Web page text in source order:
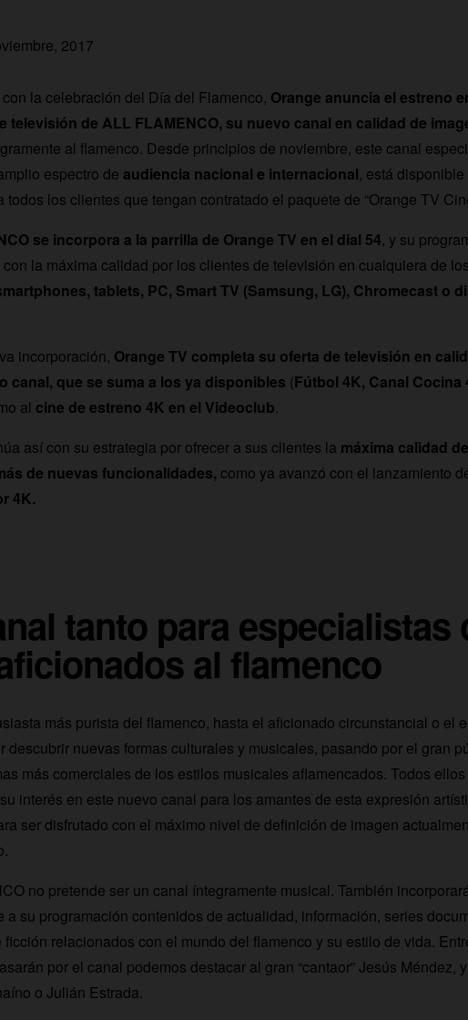
2017
la celebración del Día del Flamenco, Orange anuncia el estreno
televisión de ALL FLAMENCO, su nuevo canal en calidad de
al flamenco. Desde principios de noviembre, este canal
espectro de audiencia nacional e internacional, está
todos los clientes que tengan contratado el paquete de “Orange TV
se incorpora a la parrilla de Orange TV en el dial 54, y su
con la máxima calidad por los clientes de televisión en cualquiera de
tablets, PC, Smart TV (Samsung, LG), Chromecast o
incorporación, Orange TV completa su oferta de televisión en
canal, que se suma a los ya disponibles (Fútbol 4K, Canal Cocina
al cine de estreno 4K en el Videoclub.
así con su estrategia por ofrecer a sus clientes la máxima calidad
de nuevas funcionalidades, como ya avanzó con el lanzamiento
4K.
tanto para especialistas
al flamenco
más purista del flamenco, hasta el aficionado circunstancial o el
descubrir nuevas formas culturales y musicales, pasando por el gran
más comerciales de los estilos musicales aflamencados. Todos
interés en este nuevo canal para los amantes de esta expresión
ser disfrutado con el máximo nivel de definición de imagen
no pretende ser un canal íntegramente musical. También
a su programación contenidos de actualidad, información, series
ficción relacionados con el mundo del flamenco y su estilo de vida.
por el canal podemos destacar al gran “cantaor” Jesús Méndez,
o Julián Estrada.